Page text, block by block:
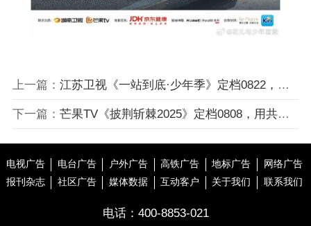
上一篇： 江苏卫视《一站到底·少年季》定档0822，少年无畏，一站到底！
下一篇： 芒果TV《披荆斩棘2025》定档0808，用共赢的方式书写新一季
电视广告 电台广告 户外广告 高铁广告 地标广告
网络广告
报刊杂志
社区广告 媒体数据 互动客户 关于我们 联系我们
电话： 400-8853-021